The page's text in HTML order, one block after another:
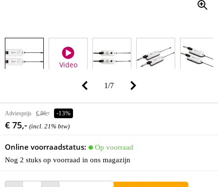
Video
1/7
Adviesprijs € 86,- -13%
€ 75,- (incl. 21% btw)
Online voorraadstatus:
Op voorraad
Nog 2 stuks op voorraad in ons magazijn